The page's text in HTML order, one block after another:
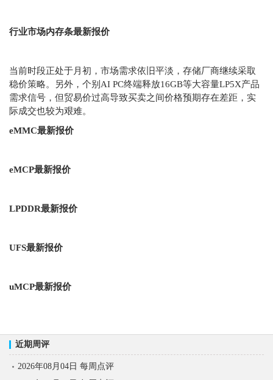
行业市场内存条最新报价
当前时段正处于月初，市场需求依旧平淡，存储厂商继续采取
稳价策略。另外，个别AI PC终端释放16GB等大容量LP5X产品
需求信号，但贸易价过高导致买卖之间价格预期存在差距，实
际成交也较为艰难。
eMMC最新报价
eMCP最新报价
LPDDR最新报价
UFS最新报价
uMCP最新报价
近期周评
2026年08月04日 每周点评